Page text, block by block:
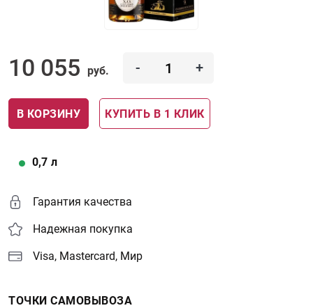
10 055 руб. - +
В КОРЗИНУ КУПИТЬ В 1 КЛИК
0,7 л
Гарантия качества
Надежная покупка
Visa, Mastercard, Мир
ТОЧКИ САМОВЫВОЗА